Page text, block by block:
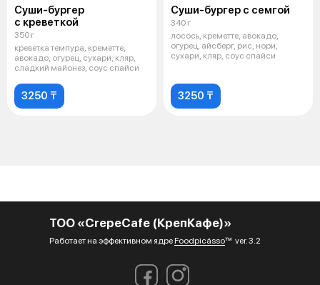
Суши-бургер
с креветкой
350 г
креветка темпура, креметте,
авокадо, огурец, сухари, кляр,
сладкий майонез, соус спайси
3250 ₸
Суши-бургер с семгой
340 г
лосось, креметте, авокадо,
огурец, айсберг, рис, нори,
сухари, кляр, соус спайси
3250 ₸
ТОО «CrepeCafe (КрепКафе)»
Работает на эффективном ядреFoodpicássover. 3.2